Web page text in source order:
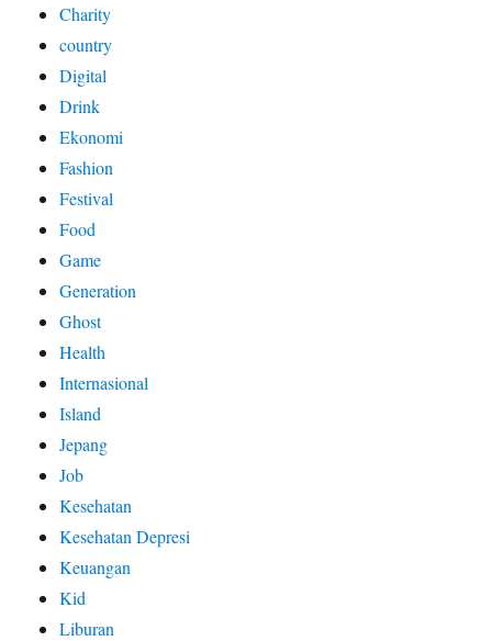
Charity
country
Digital
Drink
Ekonomi
Fashion
Festival
Food
Game
Generation
Ghost
Health
Internasional
Island
Jepang
Job
Kesehatan
Kesehatan Depresi
Keuangan
Kid
Liburan